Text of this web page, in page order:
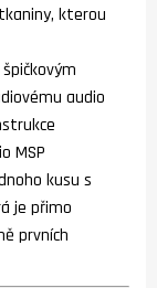
kterou
audio
MSP
kusu s
je přimo
prvních